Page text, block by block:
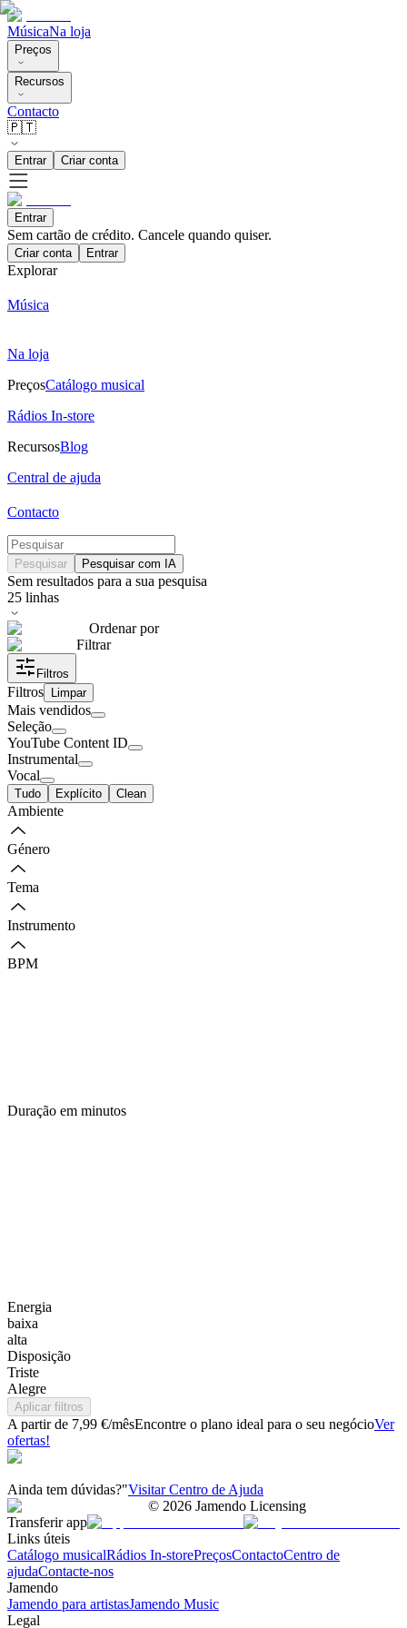
MúsicaNa loja
Preços
Recursos
Contacto
🇵🇹
Entrar Criar conta
Entrar
Sem cartão de crédito. Cancele quando quiser.
Criar conta Entrar
Explorar
Música
Na loja
PreçosCatálogo musical
Rádios In-store
RecursosBlog
Central de ajuda
Contacto
Pesquisar Pesquisar com IA
Sem resultados para a sua pesquisa
25 linhas
Ordenar por
Filtrar
Filtros
Filtros Limpar
Mais vendidos
Seleção
YouTube Content ID
Instrumental
Vocal
Tudo Explícito Clean
Ambiente
Género
Tema
Instrumento
BPM
Duração em minutos
Energia
baixa
alta
Disposição
Triste
Alegre
Aplicar filtros
A partir de 7,99 €/mêsEncontre o plano ideal para o seu negócioVer
ofertas!
Ainda tem dúvidas?"Visitar Centro de Ajuda
© 2026 Jamendo Licensing
Transferir app
Links úteis
Catálogo musicalRádios In-storePreçosContactoCentro de
ajudaContacte-nos
Jamendo
Jamendo para artistasJamendo Music
Legal